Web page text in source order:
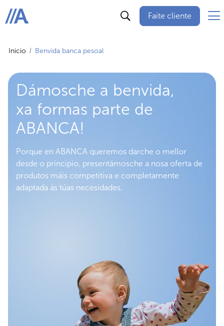
ABANCA
Faite cliente
Inicio Benvida banca pesoal
Dámosche a benvida,
xa formas parte de
ABANCA!
Porque en ABANCA queremos darche o mellor
desde o principio, presentámosche a nosa oferta de
produtos máis competitiva e completamente
adaptada ás túas necesidades.